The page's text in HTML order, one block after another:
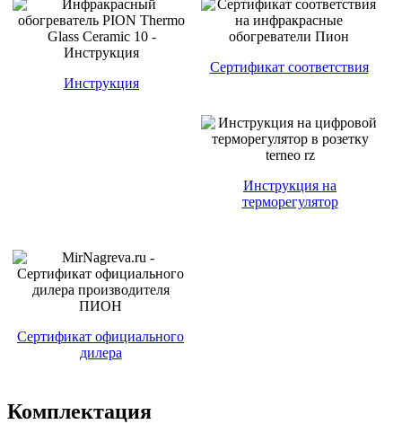
Инструкция
Сертификат соответствия
Инструкция на
терморегулятор
Сертификат официального
дилера
Комплектация